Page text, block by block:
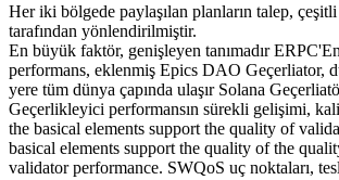
Her iki bölgede paylaşılan planların talep,
tarafından yönlendirilmiştir.
En büyük faktör, genişleyen tanımadır
performans, eklenmiş Epics DAO Geçerliator,
yere tüm dünya çapında ulaşır Solana
Geçerlikleyici performansın sürekli gelişimi,
the basical elements support the quality of
basical elements support the quality of the
validator performance. SWQoS uç noktaları,